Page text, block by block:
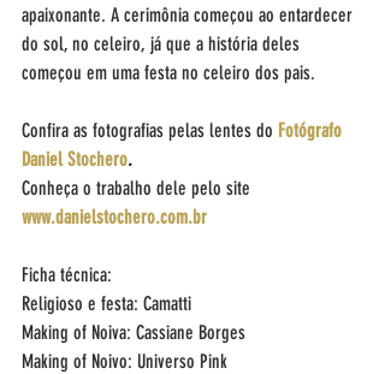
apaixonante. A cerimônia começou ao entardecer
do sol, no celeiro, já que a história deles
começou em uma festa no celeiro dos pais.
Confira as fotografias pelas lentes do Fotógrafo
Daniel Stochero.
Conheça o trabalho dele pelo site
www.danielstochero.com.br
Ficha técnica:
Religioso e festa: Camatti
Making of Noiva: Cassiane Borges
Making of Noivo: Universo Pink